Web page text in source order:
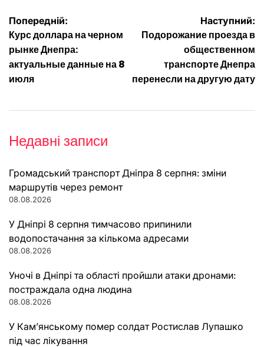
Навігація
записів
Попередній:
Курс доллара на черном
рынке Днепра:
актуальные данные на 8
июля
Наступний:
Подорожание проезда в
общественном
транспорте Днепра
перенесли на другую дату
Недавні записи
Громадський транспорт Дніпра 8 серпня: зміни
маршрутів через ремонт
08.08.2026
У Дніпрі 8 серпня тимчасово припинили
водопостачання за кількома адресами
08.08.2026
Уночі в Дніпрі та області пройшли атаки дронами:
постраждала одна людина
08.08.2026
У Кам’янському помер солдат Ростислав Лупашко
під час лікування